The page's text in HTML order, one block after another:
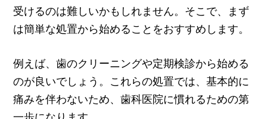
受けるのは難しいかもしれません。そこで、まず
は簡単な処置から始めることをおすすめします。
例えば、歯のクリーニングや定期検診から始める
のが良いでしょう。これらの処置では、基本的に
痛みを伴わないため、歯科医院に慣れるための第